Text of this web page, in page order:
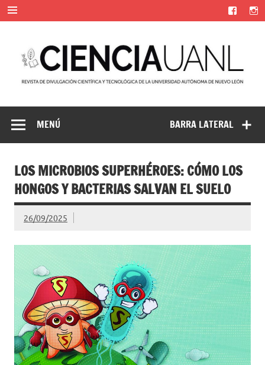
Saltar
contenido
Universidad Autónoma de Nuevo León
BARRA LATERAL
MENÚ
LOS MICROBIOS SUPERHÉROES: CÓMO LOS
HONGOS Y BACTERIAS SALVAN EL SUELO
26/09/2025